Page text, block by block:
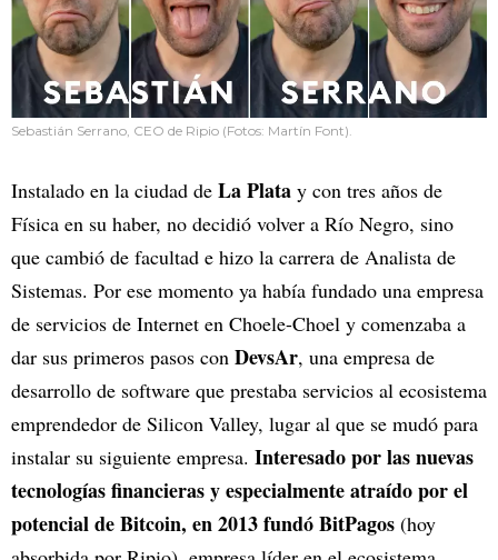
Sebastián Serrano, CEO de Ripio (Fotos: Martín Font).
Instalado en la ciudad de La Plata y con tres años de
Física en su haber, no decidió volver a Río Negro, sino
que cambió de facultad e hizo la carrera de Analista de
Sistemas. Por ese momento ya había fundado una empresa
de servicios de Internet en Choele-Choel y comenzaba a
dar sus primeros pasos con DevsAr, una empresa de
desarrollo de software que prestaba servicios al ecosistema
emprendedor de Silicon Valley, lugar al que se mudó para
instalar su siguiente empresa. Interesado por las nuevas
tecnologías financieras y especialmente atraído por el
potencial de Bitcoin, en 2013 fundó BitPagos (hoy